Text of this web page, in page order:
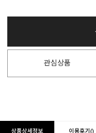
관심상품
상품상세정보 이용후기()